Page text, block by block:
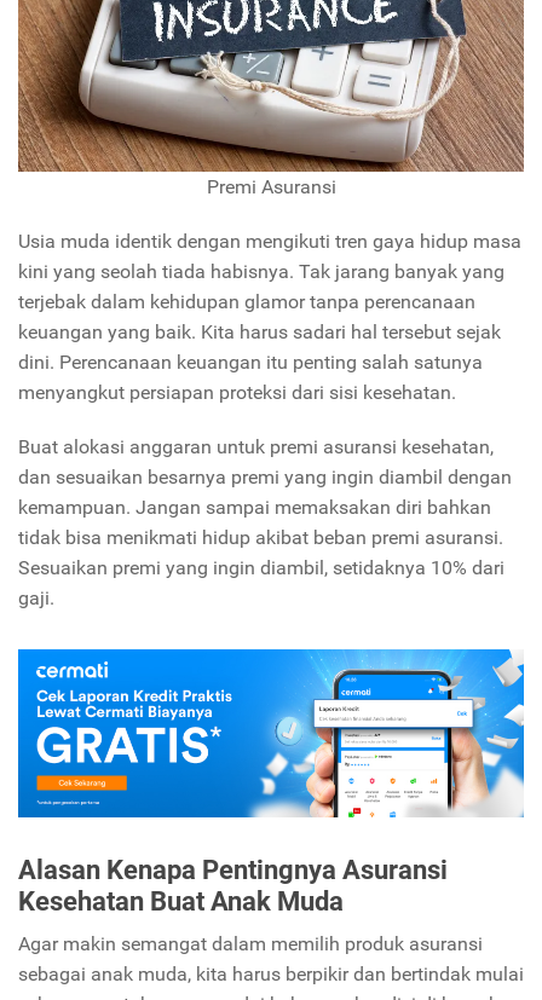
Premi Asuransi
Usia muda identik dengan mengikuti tren gaya hidup masa
kini yang seolah tiada habisnya. Tak jarang banyak yang
terjebak dalam kehidupan glamor tanpa perencanaan
keuangan yang baik. Kita harus sadari hal tersebut sejak
dini. Perencanaan keuangan itu penting salah satunya
menyangkut persiapan proteksi dari sisi kesehatan.
Buat alokasi anggaran untuk premi asuransi kesehatan,
dan sesuaikan besarnya premi yang ingin diambil dengan
kemampuan. Jangan sampai memaksakan diri bahkan
tidak bisa menikmati hidup akibat beban premi asuransi.
Sesuaikan premi yang ingin diambil, setidaknya 10% dari
gaji.
Alasan Kenapa Pentingnya Asuransi
Kesehatan Buat Anak Muda
Agar makin semangat dalam memilih produk asuransi
sebagai anak muda, kita harus berpikir dan bertindak mulai